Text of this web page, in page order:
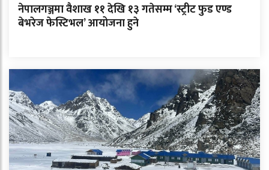
नेपालगञ्जमा वैशाख ११ देखि १३ गतेसम्म ‘स्ट्रीट फुड एण्ड
बेभरेज फेस्टिभल’ आयोजना हुने